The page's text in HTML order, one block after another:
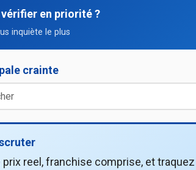
en priorité ?
inquiète le plus
crainte
prix reel, franchise comprise, et